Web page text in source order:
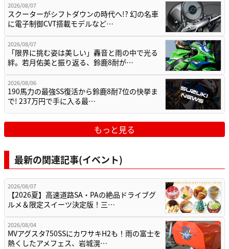
2026/08/07
スクーターがシフトダウンの時代へ!? 幻の名車
に電子制御CVT搭載モデルなど…
2026/08/07
「限界に挑む姿は美しい」轟音と雨の中で光る
絆。若月佑美と振り返る、鈴鹿8耐が…
2026/08/06
190馬力の最強SS復活から鈴鹿8耐7位の快挙ま
で! 237万円で手に入る最…
もっと見る
最新の関連記事(イベント)
2026/08/07
【2026夏】高速道路SA・PAの絶品ドライブグ
ルメ＆限定スイーツ決定版！三…
2026/08/04
MVアグスタ750SSにカワサキH2も！雨の富士を
熱くしたアメフェス、岩城滉…